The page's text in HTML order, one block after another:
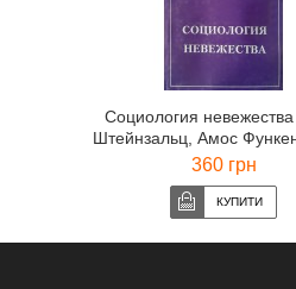
Социология
Штейнзальц, Амос
360 грн